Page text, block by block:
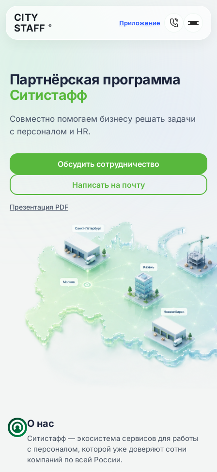
CITY
STAFF
®
Партнёрская программа
Ситистафф
Совместно помогаем бизнесу решать задачи
с персоналом и HR.
Обсудить сотрудничество
Написать на почту
Презентация PDF
О нас
Ситистафф — экосистема сервисов для работы
с персоналом, которой уже доверяют сотни
компаний по всей России.